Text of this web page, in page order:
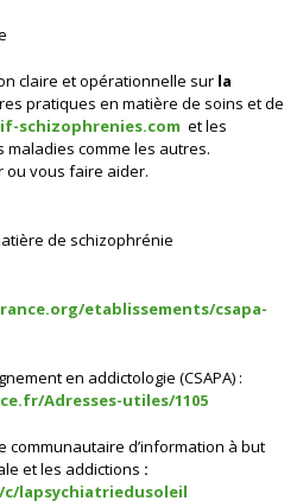
claire et opérationnelle sur la
pratiques en matière de soins et de
schizophrenies.com et les
comme les autres.
ou vous faire aider.
de schizophrénie
etablissements/csapa-
en addictologie (CSAPA) :
Adresses-utiles/1105
communautaire d’information à but
et les addictions :
lapsychiatriedusoleil